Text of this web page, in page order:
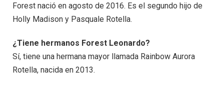
Forest nació en agosto de 2016. Es el segundo hijo de
Holly Madison y Pasquale Rotella.
¿Tiene hermanos Forest Leonardo?
Sí, tiene una hermana mayor llamada Rainbow Aurora
Rotella, nacida en 2013.